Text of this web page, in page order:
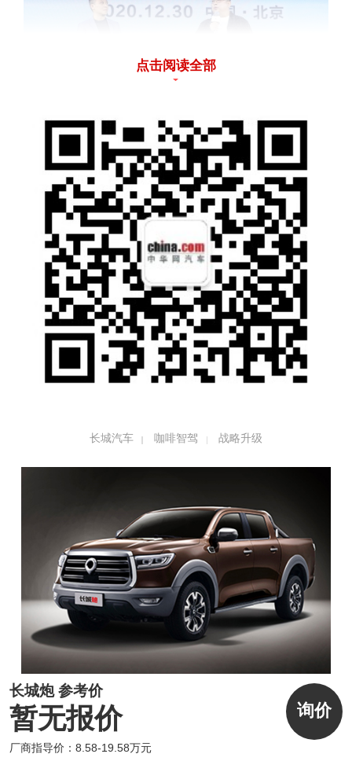
长城汽车轮值总裁孟祥军（右）与著名电影制
片人张苗（左）
咖啡智驾拥有包括感知
冗余、控制器冗余、制
动冗余、架构冗余、电源冗余和转向冗余在内
的6大冗余系统。通过打造全球首款真正自动
驾驶全冗余量产平台，实现全车无死角安全覆
咖啡智驾搭载全球首款能够真正量产的车规级
高性能、全固态激光雷达，采用业内最前沿FL
ASH技术方案，实现0.05度角分辨率，可识别
130米范围内安全隐患，性能是市面上普通无
人车机械激光雷达的5倍，为用户带来最强安
全守护。
点击阅读全部
长城汽车 咖啡智驾 战略升级
长城炮 参考价
暂无报价
厂商指导价：8.58-19.58万元
询价